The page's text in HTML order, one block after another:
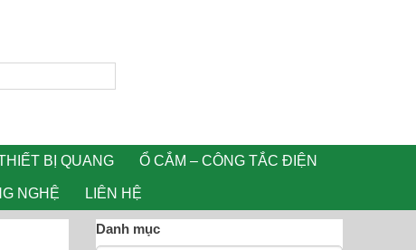
BỊ QUANG Ổ CẮM – CÔNG TẮC ĐIỆN
NGHỆ LIÊN HỆ
Danh mục